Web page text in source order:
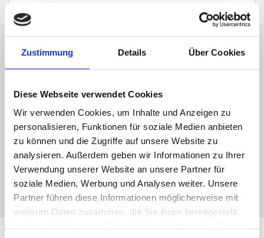
Zustimmung Details Über Cookies
Diese Webseite verwendet Cookies
Wir verwenden Cookies, um Inhalte und Anzeigen zu
personalisieren, Funktionen für soziale Medien anbieten
zu können und die Zugriffe auf unsere Website zu
analysieren. Außerdem geben wir Informationen zu Ihrer
Verwendung unserer Website an unsere Partner für
soziale Medien, Werbung und Analysen weiter. Unsere
Partner führen diese Informationen möglicherweise mit
weiteren Daten zusammen, die Sie ihnen bereitgestellt
Ich habe dieDatenschutzerklärungzur Kenntnis genommen. Ich stimme
elektronisch erhoben und gespeichert werden.
Hinweis: Sie können Ihre Einwilligung jederzeit für die Zukunft per E-Mail
an info@hegerich-immobilien.de widerrufen. *
* Pflichtfelder
Absenden